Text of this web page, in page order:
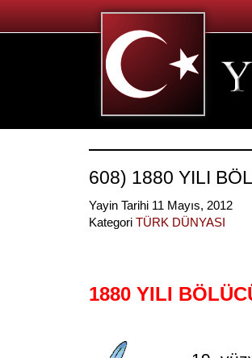
608) 1880 YILI
Yayin Tarihi 11 Mayıs, 2012
Kategori TÜRK DÜNYASI
1880 YILI